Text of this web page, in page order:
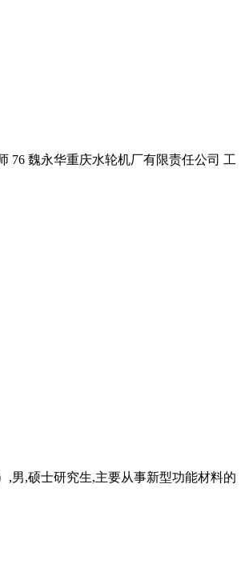
76 魏永华重庆水轮机厂有限责任公司 工
,男,硕士研究生,主要从事新型功能材料的